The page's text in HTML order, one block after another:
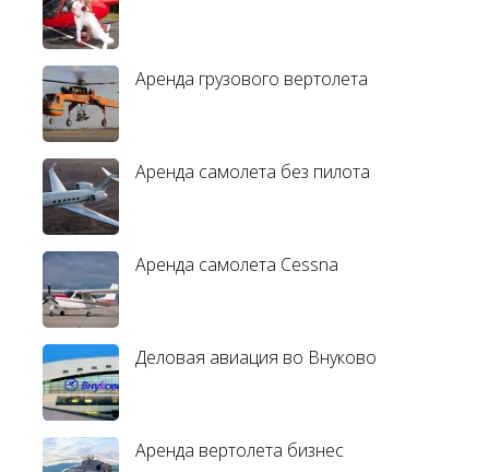
Аренда грузового вертолета
Аренда самолета без пилота
Аренда самолета Cessna
Деловая авиация во Внуково
Аренда вертолета бизнес